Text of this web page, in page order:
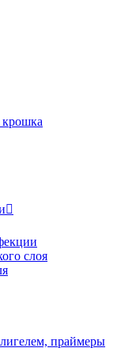
крошка
слоя
праймеры